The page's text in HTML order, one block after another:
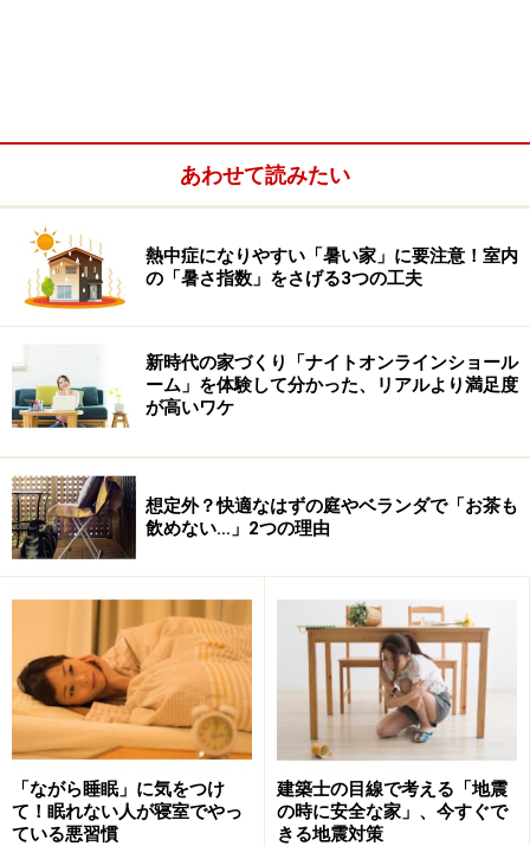
つまり熱中症になりやすい家とは、暑さ指数の高い家。
熱中症を防ぐには、室温だけでなく輻射熱と湿度のコン
トロールも必要になるのです。
注意1.「西向きの部屋」は輻射熱で室温と
体感温度が上昇
西日が入る部屋は輻射熱によって、熱中症リスクが上が
りやすいので注意が必要です。
暑い夏、室内に直射日光が差し込むと、輻射熱で室温と
あわせて読みたい
熱中症になりやすい「暑い家」に要注意！室内
の「暑さ指数」をさげる3つの工夫
新時代の家づくり「ナイトオンラインショール
ーム」を体験して分かった、リアルより満足度
が高いワケ
想定外？快適なはずの庭やベランダで「お茶も
飲めない…」2つの理由
「ながら睡眠」に気をつけ
て！眠れない人が寝室でやっ
ている悪習慣
建築士の目線で考える「地震
の時に安全な家」、今すぐで
きる地震対策